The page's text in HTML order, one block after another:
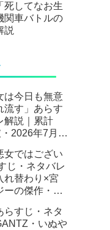
死してなお生
関車バトルの
説
は今日も無意
流す」あらす
解説｜累計
2026年7月ア
女ではござい
じ・ネタバレ
れ替わり×宮
の傑作・
らすじ・ネタ
・いぬや